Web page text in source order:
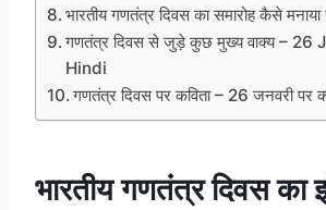
भारतीय गणतंत्र दिवस का समारोह कैसे मनाया
गणतंत्र दिवस से जुड़े कुछ मुख्य वाक्य –
Hindi
गणतंत्र दिवस पर कविता – 26 जनवरी पर
भारतीय गणतंत्र दिवस का